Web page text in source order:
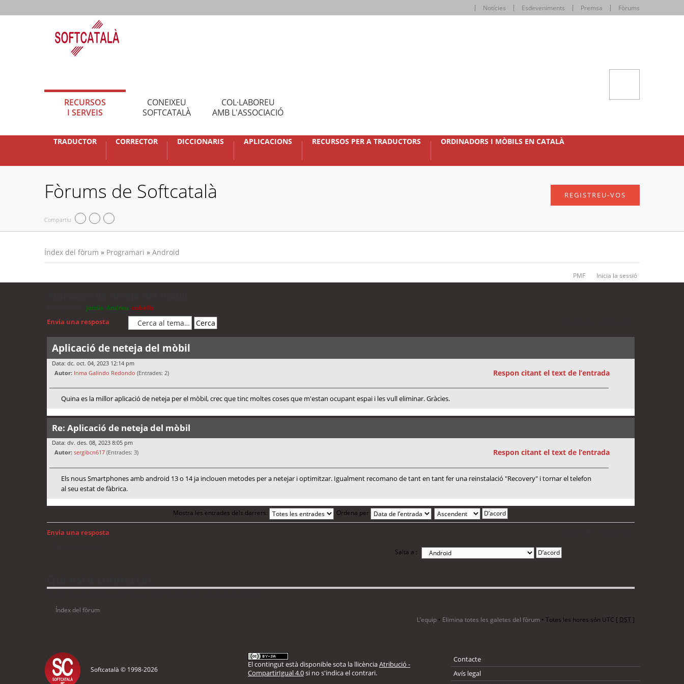
Notícies Esdeveniments Premsa Fòrums
RECURSOS
I SERVEIS
CONEIXEU
SOFTCATALÀ
COL·LABOREU
AMB L'ASSOCIACIÓ
TRADUCTOR CORRECTOR DICCIONARIS APLICACIONS RECURSOS PER A TRADUCTORS ORDINADORS I MÒBILS EN CATALÀ
Fòrums de Softcatalà
Compartiu
REGISTREU-VOS
Índex del fòrum » Programari » Android
PMF Inicia la sessió
jordis Andreu cubells
Envia una resposta
Aplicació de neteja del mòbil
Data: dc. oct. 04, 2023 12:14 pm
Autor: Inma Galindo Redondo (Entrades: 2) Respon citant el text de l’entrada
Quina es la millor aplicació de neteja per el mòbil, crec que tinc moltes coses que m'estan ocupant espai i les vull eliminar. Gràcies.
Re: Aplicació de neteja del mòbil
Data: dv. des. 08, 2023 8:05 pm
Autor: sergibcn617 (Entrades: 3) Respon citant el text de l’entrada
Els nous Smartphones amb android 13 o 14 ja inclouen metodes per a netejar i optimitzar. Igualment recomano de tant en tant fer una reinstalació "Recovery" i tornar el telefon
al seu estat de fàbrica.
Mostra les entrades dels darrers: Ordena per
Envia una resposta
Salta a :
Índex del fòrum
L’equip • Elimina totes les galetes del fòrum • Totes les hores són UTC [ DST]
Softcatalà © 1998-2026
El contingut està disponible sota la llicènciaAtribució -
CompartirIgual 4.0si no s'indica el contrari.
Contacte
Avís legal